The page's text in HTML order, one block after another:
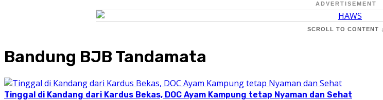
ADVERTISEMENT
SCROLL TO CONTENT ↓
Bandung BJB Tandamata
Tinggal di Kandang dari Kardus Bekas, DOC Ayam Kampung tetap Nyaman dan Sehat